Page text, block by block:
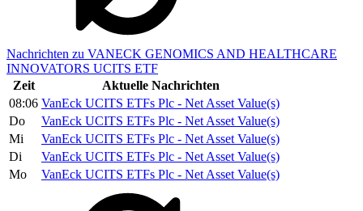
Nachrichten zu VANECK GENOMICS AND HEALTHCARE
INNOVATORS UCITS ETF
Zeit
Aktuelle Nachrichten
08:06 VanEck UCITS ETFs Plc - Net Asset Value(s)
Do
VanEck UCITS ETFs Plc - Net Asset Value(s)
Mi
VanEck UCITS ETFs Plc - Net Asset Value(s)
Di
VanEck UCITS ETFs Plc - Net Asset Value(s)
Mo
VanEck UCITS ETFs Plc - Net Asset Value(s)